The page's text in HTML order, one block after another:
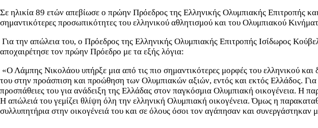
Σε ηλικία 89 ετών απεβίωσε ο πρώην Πρόεδρος της Ελληνικής Ολυμπιακής Επιτροπής
σημαντικότερες προσωπικότητες του ελληνικού αθλητισμού και του Ολυμπιακού
Για την απώλεια του, ο Πρόεδρος της Ελληνικής Ολυμπιακής Επιτροπής Ισίδωρος
αποχαιρέτησε τον πρώην Πρόεδρο με τα εξής λόγια:
«Ο Λάμπης Νικολάου υπήρξε μια από τις πιο σημαντικότερες μορφές του ελληνικού
του στην προάσπιση και προώθηση των Ολυμπιακών αξιών, εντός και εκτός Ελλάδος.
προσπάθειες του για ανάδειξη της Ελλάδας στον παγκόσμια Ολυμπιακή οικογένεια. Η
Η απώλειά του γεμίζει θλίψη όλη την ελληνική Ολυμπιακή οικογένεια. Όμως η
συλλυπητήρια στην οικογένειά του και σε όλους όσοι τον αγάπησαν και συνεργάστηκαν